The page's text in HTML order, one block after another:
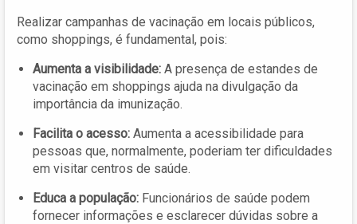
Realizar campanhas de vacinação em locais públicos,
como shoppings, é fundamental, pois:
Aumenta a visibilidade: A presença de estandes de
vacinação em shoppings ajuda na divulgação da
importância da imunização.
Facilita o acesso: Aumenta a acessibilidade para
pessoas que, normalmente, poderiam ter dificuldades
em visitar centros de saúde.
Educa a população: Funcionários de saúde podem
fornecer informações e esclarecer dúvidas sobre a